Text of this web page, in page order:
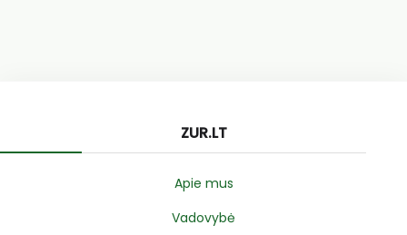
ZUR.LT
Apie mus
Vadovybė